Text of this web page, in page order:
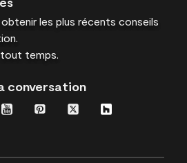
les plus récents conseils
temps.
conversation